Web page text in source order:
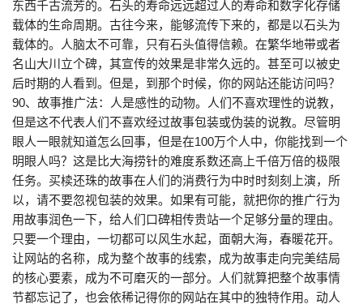
东西千古流芳的。石头的寿命远远超过人的寿命和数字化存储
载体的生命周期。古往今来，能够流传下来的，都是以石头为
载体的。人脑太不可靠，只有石头值得信赖。在繁华地带或者
名山大川立个碑，其宣传的效果是非常久远的。甚至可以被史
后时期的人看到。但是，到那个时候，你的网站还能访问吗？
90、故事推广法：人是感性的动物。人们不喜欢理性的说教，
但是这不代表人们不喜欢经过故事包装或伪装的说教。尽管明
眼人一眼就知道怎么回事，但是在100万个人中，你能找到一个
明眼人吗？这是比大海捞针的难度系数还高上千倍万倍的极限
任务。买椟还珠的故事在人们的消费行为中时时刻刻上演，所
以，请不要忽视包装的效果。如果有可能，就把你的推广行为
用故事润色一下，给人们口碑相传贵站一个足够分量的理由。
只要一个理由，一切都可以风生水起，面朝大海，春暖花开。
让网站的名称，成为整个故事的线索，成为故事走向完美结局
的核心要素，成为不可磨灭的一部分。人们就算把整个故事情
节都忘记了，也会依稀记得你的网站在其中的独特作用。动人